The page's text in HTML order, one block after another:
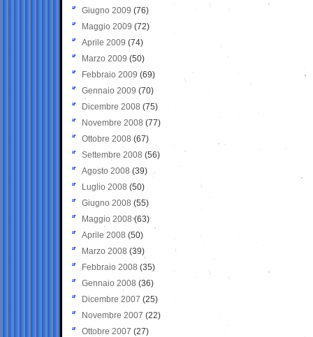
Giugno 2009 (76)
Maggio 2009 (72)
Aprile 2009 (74)
Marzo 2009 (50)
Febbraio 2009 (69)
Gennaio 2009 (70)
Dicembre 2008 (75)
Novembre 2008 (77)
Ottobre 2008 (67)
Settembre 2008 (56)
Agosto 2008 (39)
Luglio 2008 (50)
Giugno 2008 (55)
Maggio 2008(63)
Aprile 2008 (50)
Marzo 2008 (39)
Febbraio 2008 (35)
Gennaio 2008 (36)
Dicembre 2007 (25)
Novembre 2007 (22)
Ottobre 2007 (27)